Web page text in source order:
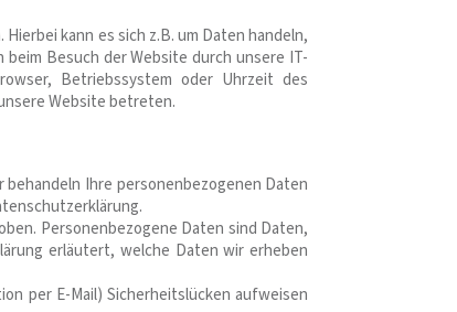
kann es sich z.B. um Daten handeln,
Besuch der Website durch unsere IT-
Betriebssystem oder Uhrzeit des
Website betreten.
Ihre personenbezogenen Daten
Personenbezogene Daten sind Daten,
erläutert, welche Daten wir erheben
per E-Mail) Sicherheitslücken aufweisen